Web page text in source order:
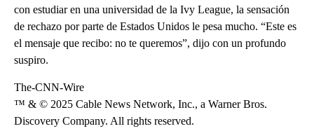
con estudiar en una universidad de la Ivy League, la sensación
de rechazo por parte de Estados Unidos le pesa mucho. “Este es
el mensaje que recibo: no te queremos”, dijo con un profundo
suspiro.
The-CNN-Wire
™ & © 2025 Cable News Network, Inc., a Warner Bros.
Discovery Company. All rights reserved.